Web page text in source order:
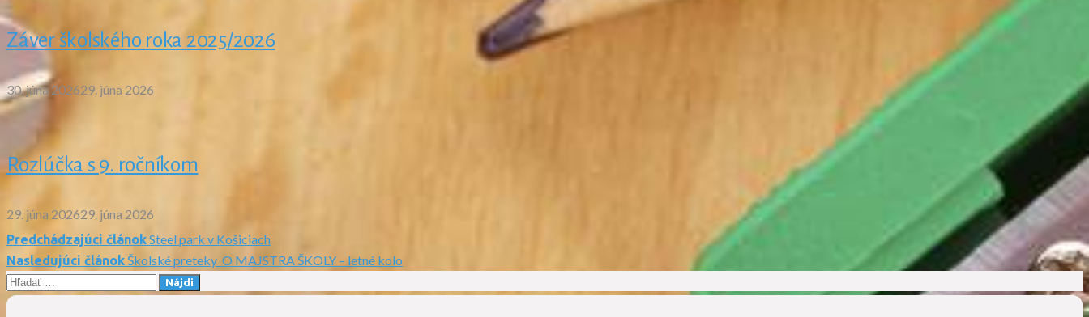
Záver školského roka 2025/2026
30. júna 202629. júna 2026
Rozlúčka s 9. ročníkom
29. júna 202629. júna 2026
Navigácia
v
Predchádzajúci článokSteel park v Košiciach
Nasledujúci článok Školské preteky O MAJSTRA ŠKOLY – letné kolo
Hľadať: